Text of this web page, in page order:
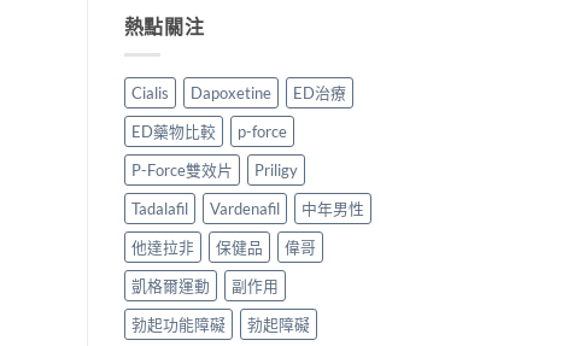
熱點關注
Cialis Dapoxetine
ED治療
ED藥物比較
p-force
P-Force雙效片
Priligy
Tadalafil
Vardenafil
中年男性
他達拉非
保健品
偉哥
凱格爾運動
副作用
勃起功能障礙
勃起障礙